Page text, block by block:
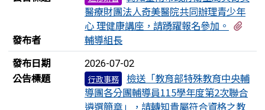
醫療財團法人奇美醫院共同辦理青少年
心 理健康講座，請踴躍報名參加。
發布者
輔導組長
發布日期
2026-07-02
公告標題 行政事務
檢送「教育部特殊教育中央輔
導團各分團輔導員115學年度第2次聯合
遴選簡章」，請轉知貴屬符合資格之教